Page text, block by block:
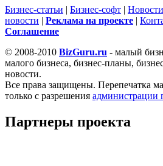
Бизнес-статьи | Бизнес-софт |
новости | Реклама на проекте |
Cоглашение
© 2008-2010 BizGuru.ru - малый
малого бизнеса, бизнес-планы,
новости.
Все права защищены. Перепечатка
только с разрешения администрации
Партнеры проекта